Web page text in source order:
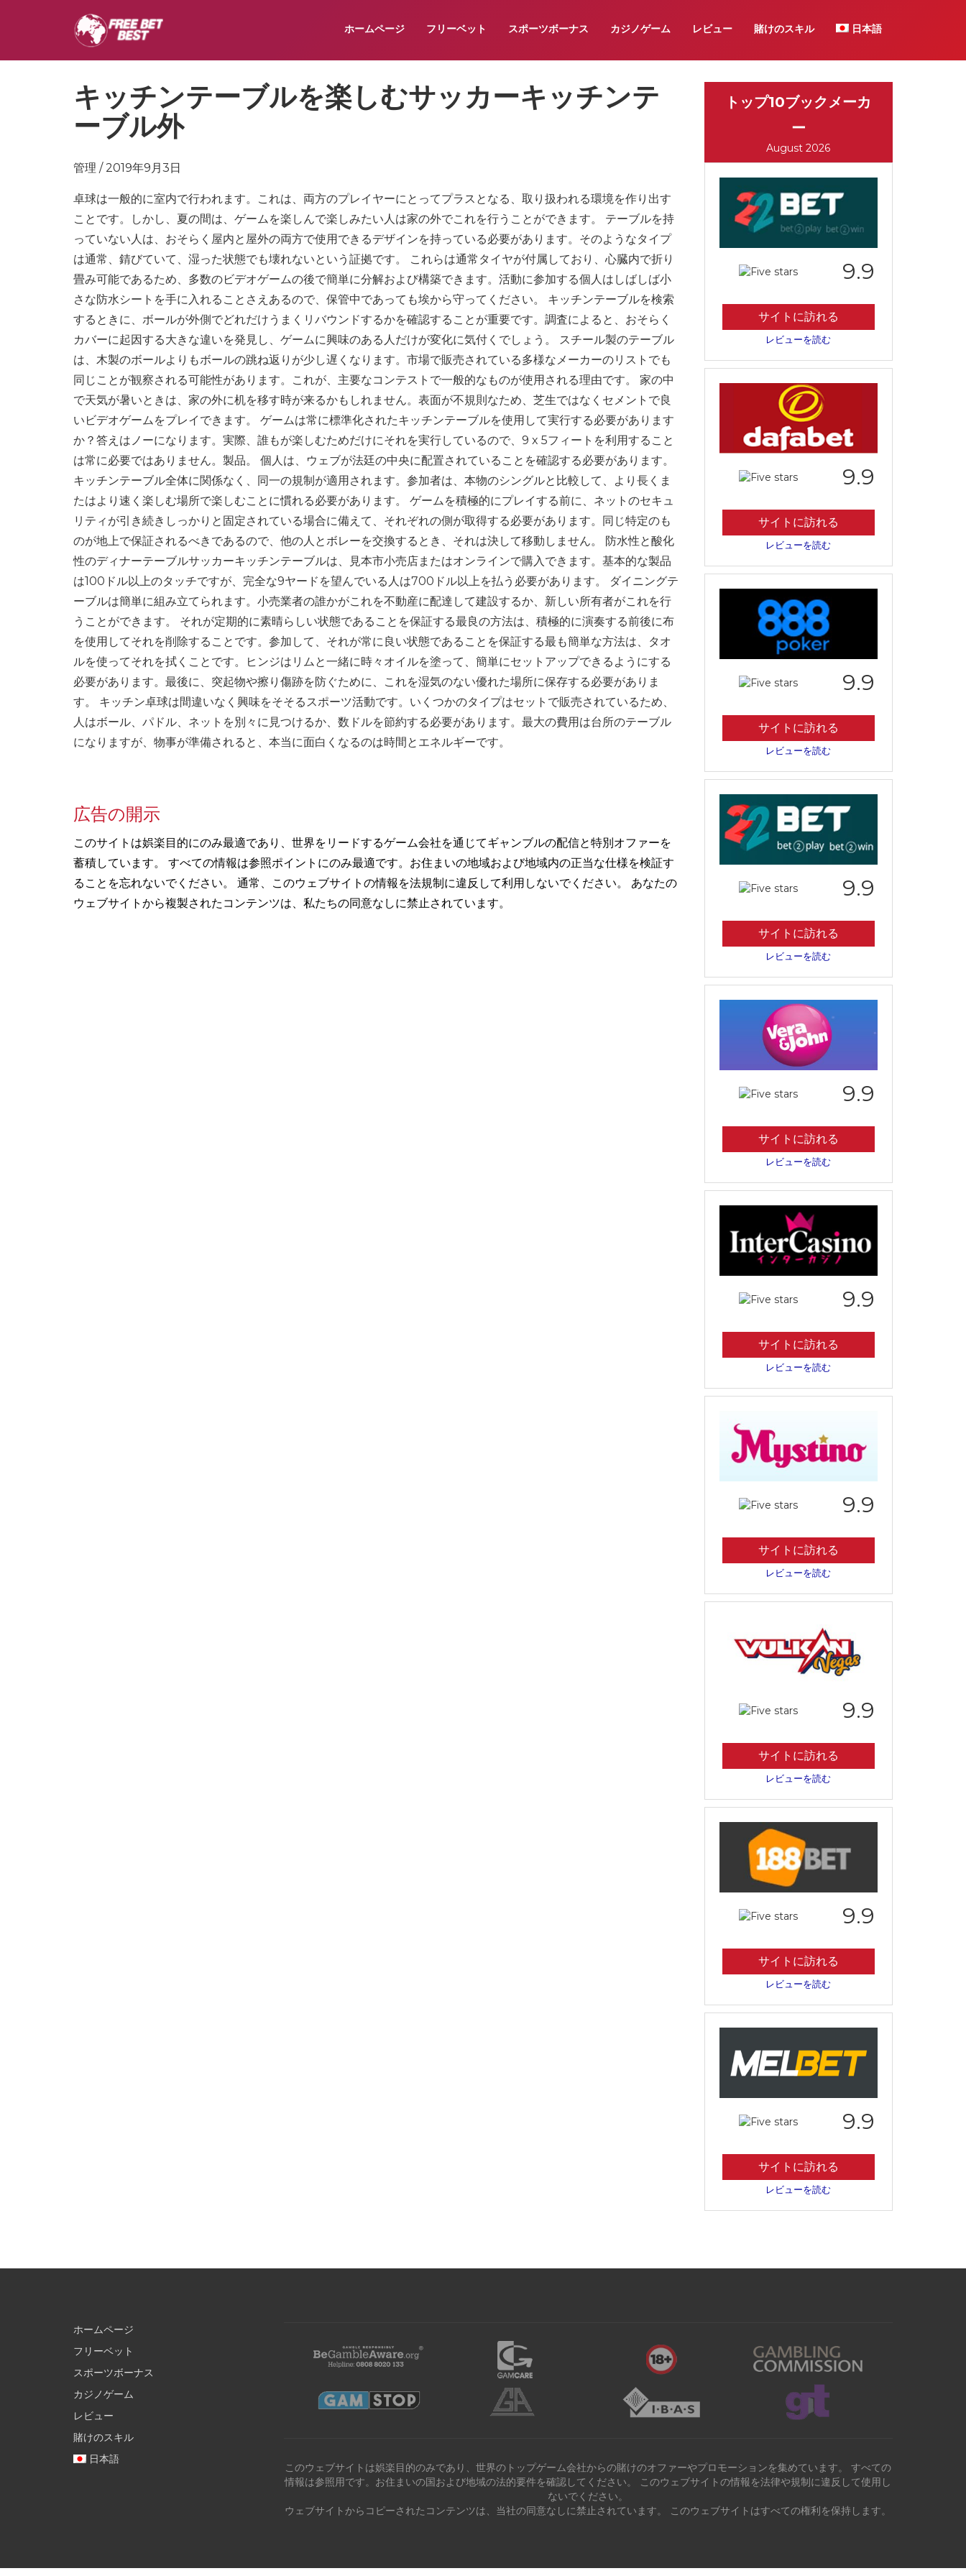
ホームページ フリーベット スポーツボーナス カジノゲーム レビュー 賭けのスキル 日本語
キッチンテーブルを楽しむサッカーキッチンテ
ーブル外
管理 / 2019年9月3日
卓球は一般的に室内で行われます。これは、両方のプレイヤーにとってプラスとなる、取り扱われる環境を作り出す
ことです。しかし、夏の間は、ゲームを楽しんで楽しみたい人は家の外でこれを行うことができます。 テーブルを持
っていない人は、おそらく屋内と屋外の両方で使用できるデザインを持っている必要があります。そのようなタイプ
は通常、錆びていて、湿った状態でも壊れないという証拠です。 これらは通常タイヤが付属しており、心臓内で折り
畳み可能であるため、多数のビデオゲームの後で簡単に分解および構築できます。活動に参加する個人はしばしば小
さな防水シートを手に入れることさえあるので、保管中であっても埃から守ってください。 キッチンテーブルを検索
するときに、ボールが外側でどれだけうまくリバウンドするかを確認することが重要です。調査によると、おそらく
カバーに起因する大きな違いを発見し、ゲームに興味のある人だけが変化に気付くでしょう。 スチール製のテーブル
は、木製のボールよりもボールの跳ね返りが少し遅くなります。市場で販売されている多様なメーカーのリストでも
同じことが観察される可能性があります。これが、主要なコンテストで一般的なものが使用される理由です。 家の中
で天気が暑いときは、家の外に机を移す時が来るかもしれません。表面が不規則なため、芝生ではなくセメントで良
いビデオゲームをプレイできます。 ゲームは常に標準化されたキッチンテーブルを使用して実行する必要があります
か？答えはノーになります。実際、誰もが楽しむためだけにそれを実行しているので、9 x 5フィートを利用すること
は常に必要ではありません。製品。 個人は、ウェブが法廷の中央に配置されていることを確認する必要があります。
キッチンテーブル全体に関係なく、同一の規制が適用されます。参加者は、本物のシングルと比較して、より長くま
たはより速く楽しむ場所で楽しむことに慣れる必要があります。 ゲームを積極的にプレイする前に、ネットのセキュ
リティが引き続きしっかりと固定されている場合に備えて、それぞれの側が取得する必要があります。同じ特定のも
のが地上で保証されるべきであるので、他の人とボレーを交換するとき、それは決して移動しません。 防水性と酸化
性のディナーテーブルサッカーキッチンテーブルは、見本市小売店またはオンラインで購入できます。基本的な製品
は100ドル以上のタッチですが、完全な9ヤードを望んでいる人は700ドル以上を払う必要があります。 ダイニングテ
ーブルは簡単に組み立てられます。小売業者の誰かがこれを不動産に配達して建設するか、新しい所有者がこれを行
うことができます。 それが定期的に素晴らしい状態であることを保証する最良の方法は、積極的に演奏する前後に布
を使用してそれを削除することです。参加して、それが常に良い状態であることを保証する最も簡単な方法は、タオ
ルを使ってそれを拭くことです。ヒンジはリムと一緒に時々オイルを塗って、簡単にセットアップできるようにする
必要があります。最後に、突起物や擦り傷跡を防ぐために、これを湿気のない優れた場所に保存する必要がありま
す。 キッチン卓球は間違いなく興味をそそるスポーツ活動です。いくつかのタイプはセットで販売されているため、
人はボール、パドル、ネットを別々に見つけるか、数ドルを節約する必要があります。最大の費用は台所のテーブル
になりますが、物事が準備されると、本当に面白くなるのは時間とエネルギーです。
広告の開示
このサイトは娯楽目的にのみ最適であり、世界をリードするゲーム会社を通じてギャンブルの配信と特別オファーを
蓄積しています。 すべての情報は参照ポイントにのみ最適です。お住まいの地域および地域内の正当な仕様を検証す
ることを忘れないでください。 通常、このウェブサイトの情報を法規制に違反して利用しないでください。 あなたの
ウェブサイトから複製されたコンテンツは、私たちの同意なしに禁止されています。
トップ10ブックメーカ
ー
August 2026
9.9
サイトに訪れる
レビューを読む
9.9
サイトに訪れる
レビューを読む
9.9
サイトに訪れる
レビューを読む
9.9
サイトに訪れる
レビューを読む
9.9
サイトに訪れる
レビューを読む
9.9
サイトに訪れる
レビューを読む
9.9
サイトに訪れる
レビューを読む
9.9
サイトに訪れる
レビューを読む
9.9
サイトに訪れる
レビューを読む
9.9
サイトに訪れる
レビューを読む
ホームページ
フリーベット
スポーツボーナス
カジノゲーム
レビュー
賭けのスキル
日本語
このウェブサイトは娯楽目的のみであり、世界のトップゲーム会社からの賭けのオファーやプロモーションを集めています。 すべての
情報は参照用です。お住まいの国および地域の法的要件を確認してください。 このウェブサイトの情報を法律や規制に違反して使用し
ないでください。
ウェブサイトからコピーされたコンテンツは、当社の同意なしに禁止されています。 このウェブサイトはすべての権利を保持します。